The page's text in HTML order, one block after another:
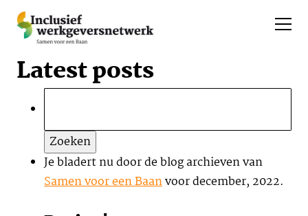
Latest posts
Je bladert nu door de blog archieven van
Samen voor een Baanvoor december, 2022.